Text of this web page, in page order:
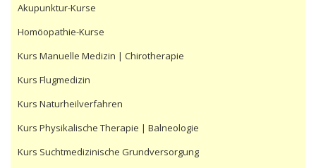
Akupunktur-Kurse
Homöopathie-Kurse
Kurs Manuelle Medizin | Chirotherapie
Kurs Flugmedizin
Kurs Naturheilverfahren
Kurs Physikalische Therapie | Balneologie
Kurs Suchtmedizinische Grundversorgung